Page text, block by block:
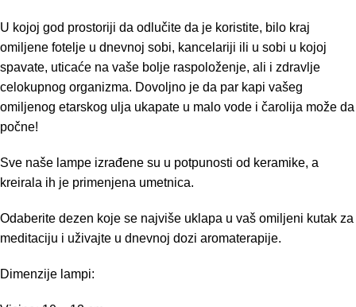
U kojoj god prostoriji da odlučite da je koristite, bilo kraj
omiljene fotelje u dnevnoj sobi, kancelariji ili u sobi u kojoj
spavate, uticaće na vaše bolje raspoloženje, ali i zdravlje
celokupnog organizma. Dovoljno je da par kapi vašeg
omiljenog etarskog ulja ukapate u malo vode i čarolija može da
počne!
Sve naše lampe izrađene su u potpunosti od keramike, a
kreirala ih je primenjena umetnica.
Odaberite dezen koje se najviše uklapa u vaš omiljeni kutak za
meditaciju i uživajte u dnevnoj dozi aromaterapije.
Dimenzije lampi: